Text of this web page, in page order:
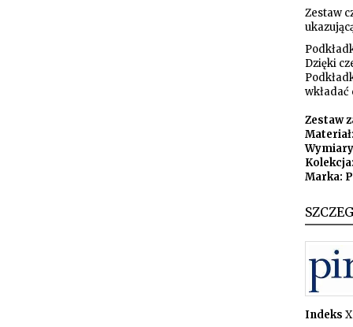
Zestaw
Dzięki
Zestaw
Marka:
Indeks